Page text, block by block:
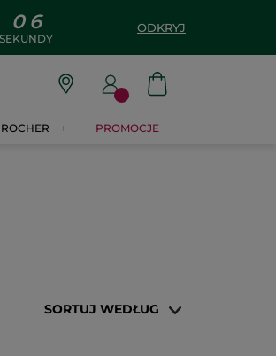
0 6
SEKUNDY
ODKRYJ
PROMOCJE
SORTUJ WEDŁUG